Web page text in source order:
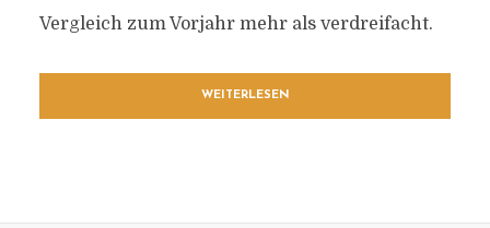
Vergleich zum Vorjahr mehr als verdreifacht.
WEITERLESEN